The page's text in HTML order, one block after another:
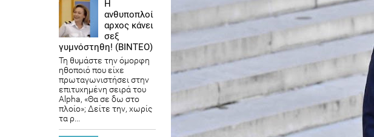
Η
ανθυποπλοί
αρχος κάνει
σεξ
γυμνόστηθη! (ΒΙΝΤΕΟ)
Τη θυμάστε την όμορφη
ηθοποιό που είχε
πρωταγωνιστήσει στην
επιτυχημένη σειρά του
Alpha, «Θα σε δω στο
πλοίο»; Δείτε την, χωρίς
τα ρ...